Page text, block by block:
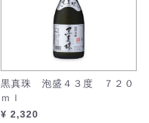
黒真珠 泡盛４３度 ７２０
ｍｌ
¥ 2,320